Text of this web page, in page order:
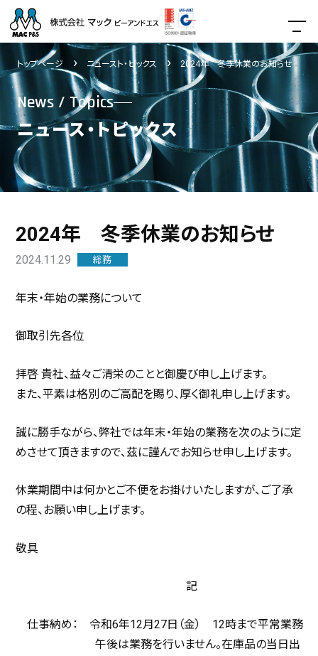
ニュース・トピックス
News / Topics
トップページ ニュースト・ピックス 2024年 冬季休業のお知らせ
2024年 冬季休業のお知らせ
2024.11.29 総務
年末・年始の業務について
御取引先各位
拝啓 貴社、益々ご清栄のことと御慶び申し上げます。
また、平素は格別のご高配を賜り、厚く御礼申し上げます。
誠に勝手ながら、弊社では年末・年始の業務を次のように定
めさせて頂きますので、茲に謹んでお知らせ申し上げます。
休業期間中は何かとご不便をお掛けいたしますが、ご了承
の程、お願い申し上げます。
敬具
記
仕事納め： 令和6年12月27日（金） 12時まで平常業務
午後は業務を行いません。在庫品の当日出